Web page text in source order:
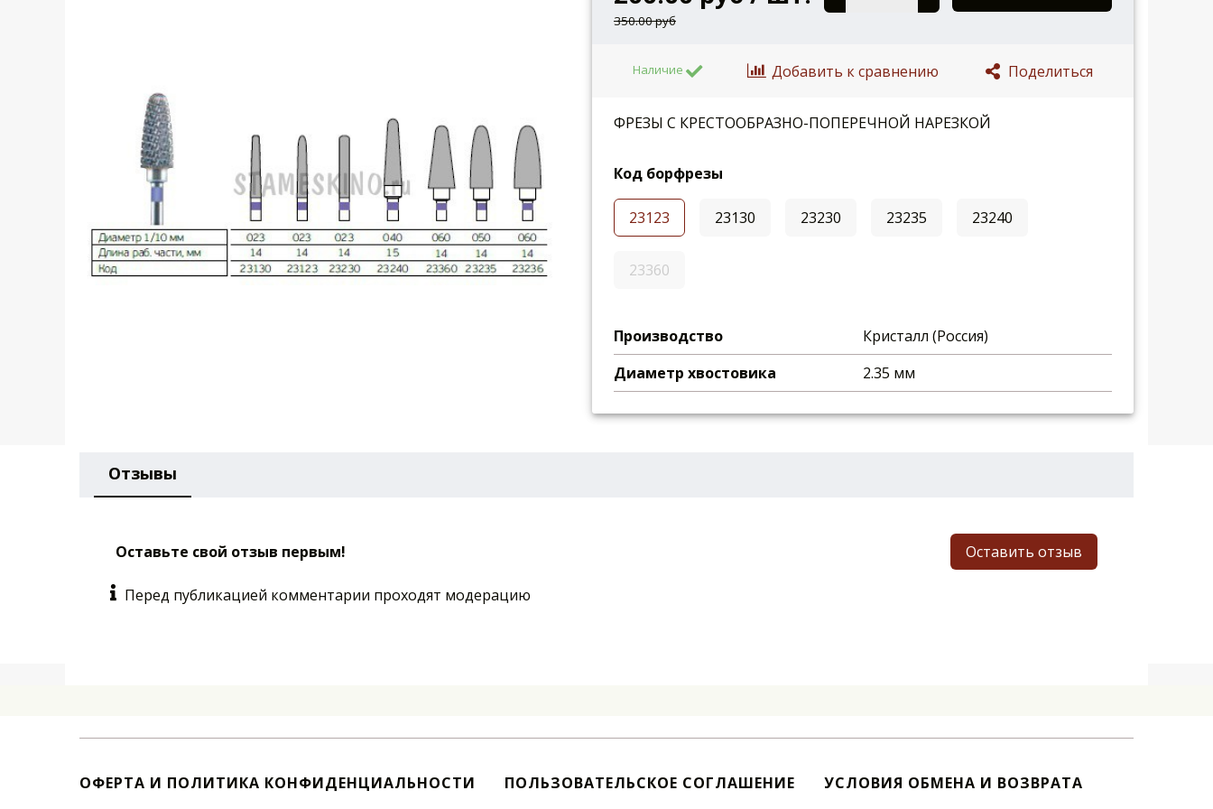
350.00 руб
Наличие Добавить к сравнению Поделиться
ФРЕЗЫ С КРЕСТООБРАЗНО-ПОПЕРЕЧНОЙ НАРЕЗКОЙ
Код борфрезы
23123 23130 23230 23235 23240
23360
Производство
Кристалл (Россия)
Диаметр хвостовика
2.35 мм
Отзывы
Оставьте свой отзыв первым! Оставить отзыв
Перед публикацией комментарии проходят модерацию
ОФЕРТА И ПОЛИТИКА КОНФИДЕНЦИАЛЬНОСТИ ПОЛЬЗОВАТЕЛЬСКОЕ СОГЛАШЕНИЕ
УСЛОВИЯ ОБМЕНА И ВОЗВРАТА